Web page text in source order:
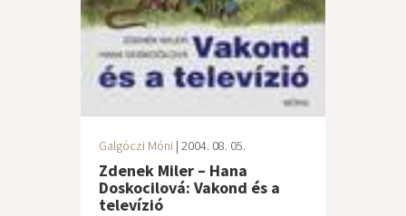
Galgóczi Móni | 2004. 08. 05.
Zdenek Miler – Hana
Doskocilová: Vakond és a
televízió